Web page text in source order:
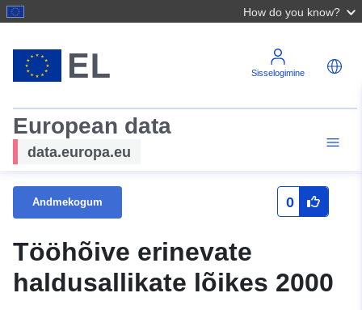
How do you know?
Sisselogimine
European data
data.europa.eu
Andmekogum 0
Tööhõive erinevate
haldusallikate lõikes 2000